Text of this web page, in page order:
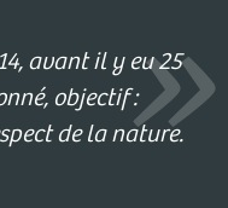
avant il y eu 25
objectif :
de la nature.